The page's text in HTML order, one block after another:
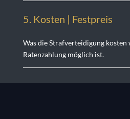
5. Kosten | Festpreis
Was die Strafverteidigung
Ratenzahlung möglich ist.